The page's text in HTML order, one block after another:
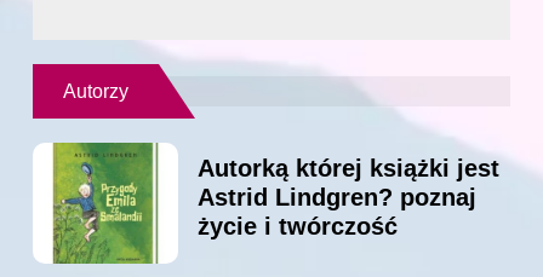
Autorzy
Autorką której książki jest
Astrid Lindgren? poznaj
życie i twórczość